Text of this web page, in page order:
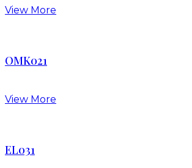
View More
OMK021
View More
EL031